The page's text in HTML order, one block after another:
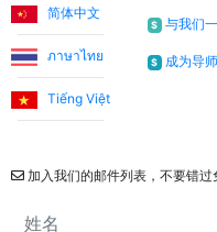
简体中文
ภาษาไทย
Tiếng Việt
$ 与我们
$ 成为导师
加入我们的邮件列表，不要错过